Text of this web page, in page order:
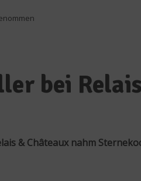
bei
& Châteaux nahm